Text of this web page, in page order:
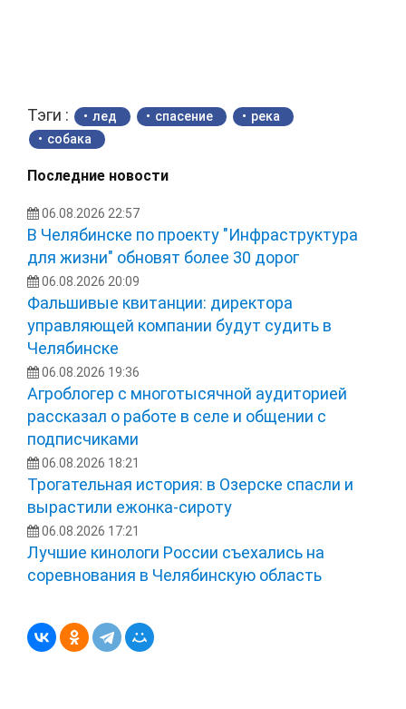
Тэги : лед спасение
река
собака
Последние новости
06.08.2026 22:57
В Челябинске по проекту "Инфраструктура
для жизни" обновят более 30 дорог
06.08.2026 20:09
Фальшивые квитанции: директора
управляющей компании будут судить в
Челябинске
06.08.2026 19:36
Агроблогер с многотысячной аудиторией
рассказал о работе в селе и общении с
подписчиками
06.08.2026 18:21
Трогательная история: в Озерске спасли и
вырастили ежонка‑сироту
06.08.2026 17:21
Лучшие кинологи России съехались на
соревнования в Челябинскую область